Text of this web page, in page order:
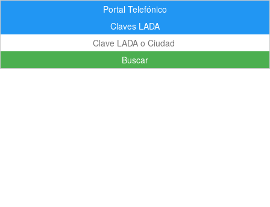
Portal Telefónico
Claves LADA
Buscar